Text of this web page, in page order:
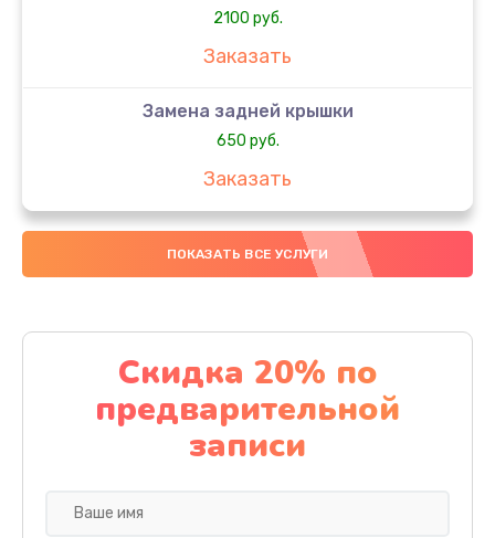
2100 руб.
Заказать
Замена задней крышки
650 руб.
Заказать
Замена аккумулятора
4000 руб.
Замена материнской платы
1100 руб.
Заказать
ПОКАЗАТЬ ВСЕ УСЛУГИ
Скидка 20% по
предварительной
записи